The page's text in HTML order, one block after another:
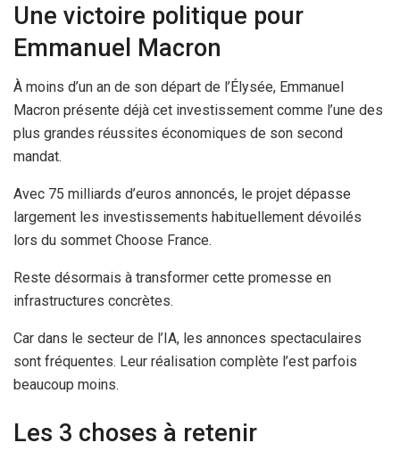
Une victoire politique pour
Emmanuel Macron
À moins d’un an de son départ de l’Élysée, Emmanuel
Macron présente déjà cet investissement comme l’une des
plus grandes réussites économiques de son second
mandat.
Avec 75 milliards d’euros annoncés, le projet dépasse
largement les investissements habituellement dévoilés
lors du sommet Choose France.
Reste désormais à transformer cette promesse en
infrastructures concrètes.
Car dans le secteur de l’IA, les annonces spectaculaires
sont fréquentes. Leur réalisation complète l’est parfois
beaucoup moins.
Les 3 choses à retenir